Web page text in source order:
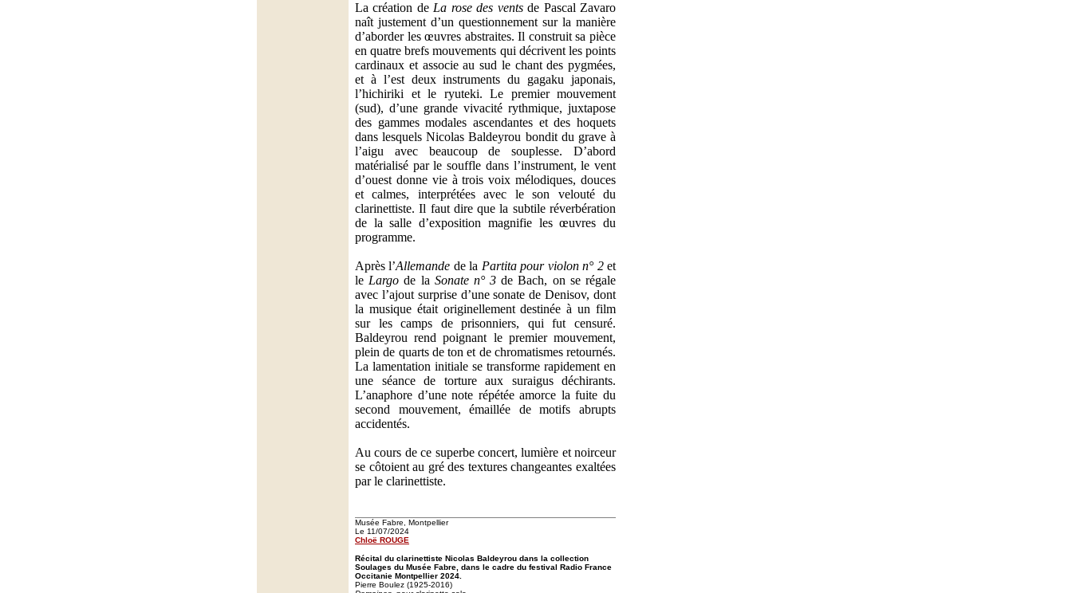
La création de La rose des ventsde Pascal Zavaro
naît justement d’un questionnement sur la manière
d’aborder les œuvres abstraites. Il construit sa pièce
en quatre brefs mouvements qui décrivent les points
cardinaux et associe au sud le chant des pygmées,
et à l’est deux instruments du gagaku japonais,
l’hichiriki et le ryuteki. Le premier mouvement
(sud), d’une grande vivacité rythmique, juxtapose
des gammes modales ascendantes et des hoquets
dans lesquels Nicolas Baldeyrou bondit du grave à
l’aigu avec beaucoup de souplesse. D’abord
matérialisé par le souffle dans l’instrument, le vent
d’ouest donne vie à trois voix mélodiques, douces
et calmes, interprétées avec le son velouté du
clarinettiste. Il faut dire que la subtile réverbération
de la salle d’exposition magnifie les œuvres du
programme.
Après l’Allemande de la Partita pour violon n° 2et
le Largo de la Sonate n° 3 de Bach, on se régale
avec l’ajout surprise d’une sonate de Denisov, dont
la musique était originellement destinée à un film
sur les camps de prisonniers, qui fut censuré.
Baldeyrou rend poignant le premier mouvement,
plein de quarts de ton et de chromatismes retournés.
La lamentation initiale se transforme rapidement en
une séance de torture aux suraigus déchirants.
L’anaphore d’une note répétée amorce la fuite du
second mouvement, émaillée de motifs abrupts
accidentés.
Au cours de ce superbe concert, lumière et noirceur
se côtoient au gré des textures changeantes exaltées
par le clarinettiste.
Musée Fabre, Montpellier
Le 11/07/2024
Chloë ROUGE
Récital du clarinettiste Nicolas Baldeyrou dans la collection
Soulages du Musée Fabre, dans le cadre du festival Radio France
Occitanie Montpellier 2024.
Pierre Boulez (1925-2016)